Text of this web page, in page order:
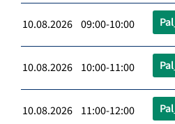
10.08.2026 09:00-10:00
10.08.2026 10:00-11:00
10.08.2026 11:00-12:00